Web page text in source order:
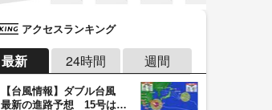
アクセスランキング
最新 24時間 週間
【台風情報】ダブル台風
最新の進路予想 15号は北